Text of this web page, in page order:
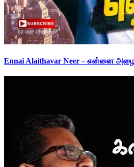
Ennai Alaithavar Neer – என்னை